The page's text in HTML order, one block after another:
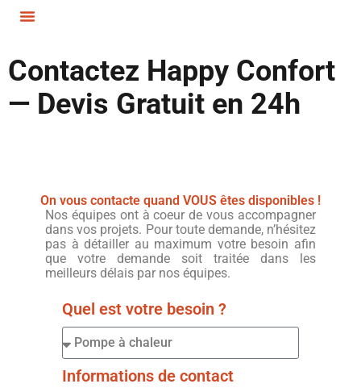
Contactez Happy Confort
— Devis Gratuit en 24h
On vous contacte quand VOUS êtes disponibles !
Nos équipes ont à coeur de vous accompagner
dans vos projets. Pour toute demande, n’hésitez
pas à détailler au maximum votre besoin afin
que votre demande soit traitée dans les
meilleurs délais par nos équipes.
Quel est votre besoin ?
Informations de contact